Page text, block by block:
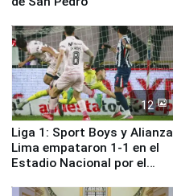
12
Liga 1: Sport Boys y Alianza
Lima empataron 1-1 en el
Estadio Nacional por el